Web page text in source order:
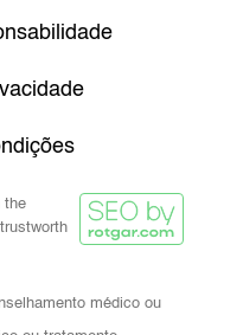
the
médico ou